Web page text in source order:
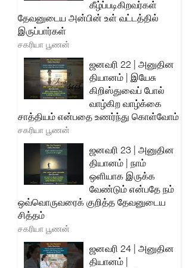
கீழ்ப்படிகிறவர்கள்
தேவனுடைய அன்பின் உள் வட்டத்தில்
இருப்பார்கள்
சகரியா பூணன்
ஜனவரி 22 | அனுதின
தியானம் | இயேசு
கிறிஸ்துவைப் போல்
வாழ்கிற வாழ்க்கை
சாத்தியம் என்பதை உணர்ந்து கொள்வோம்
சகரியா பூணன்
ஜனவரி 23 | அனுதின
தியானம் | நாம்
ஒளியாக இருக்க
வேண்டும் என்பதே நம்
ஒவ்வொருவரைக் குறித்த தேவனுடைய
சித்தம்
சகரியா பூணன்
ஜனவரி 24 | அனுதின
தியானம் |